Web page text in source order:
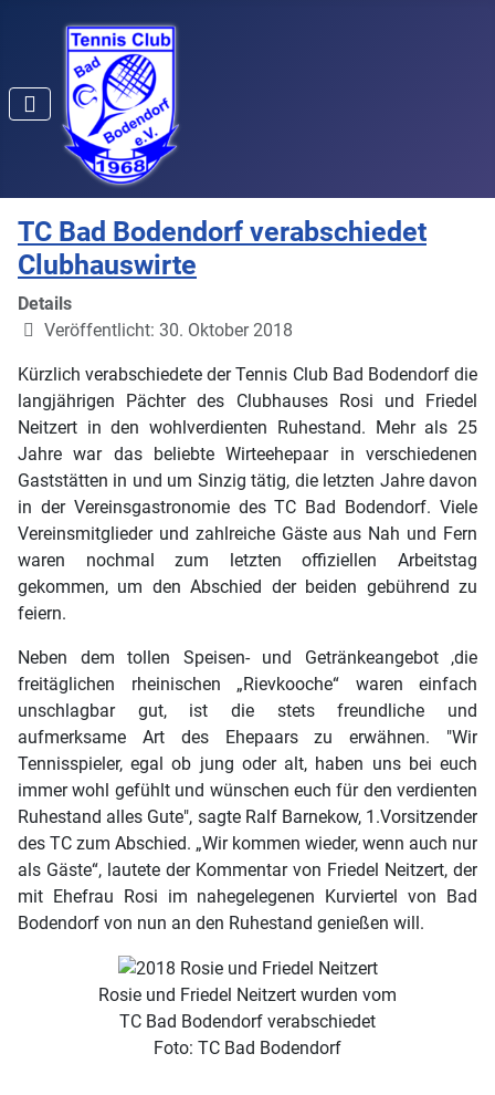
TC Bad Bodendorf verabschiedet
Clubhauswirte
Details
Veröffentlicht: 30. Oktober 2018
Kürzlich verabschiedete der Tennis Club Bad Bodendorf die
langjährigen Pächter des Clubhauses Rosi und Friedel
Neitzert in den wohlverdienten Ruhestand. Mehr als 25
Jahre war das beliebte Wirteehepaar in verschiedenen
Gaststätten in und um Sinzig tätig, die letzten Jahre davon
in der Vereinsgastronomie des TC Bad Bodendorf. Viele
Vereinsmitglieder und zahlreiche Gäste aus Nah und Fern
waren nochmal zum letzten offiziellen Arbeitstag
gekommen, um den Abschied der beiden gebührend zu
feiern.
Neben dem tollen Speisen- und Getränkeangebot ,die
freitäglichen rheinischen „Rievkooche“ waren einfach
unschlagbar gut, ist die stets freundliche und
aufmerksame Art des Ehepaars zu erwähnen. "Wir
Tennisspieler, egal ob jung oder alt, haben uns bei euch
immer wohl gefühlt und wünschen euch für den verdienten
Ruhestand alles Gute", sagte Ralf Barnekow, 1.Vorsitzender
des TC zum Abschied. „Wir kommen wieder, wenn auch nur
als Gäste“, lautete der Kommentar von Friedel Neitzert, der
mit Ehefrau Rosi im nahegelegenen Kurviertel von Bad
Bodendorf von nun an den Ruhestand genießen will.
Rosie und Friedel Neitzert wurden vom
TC Bad Bodendorf verabschiedet
Foto: TC Bad Bodendorf